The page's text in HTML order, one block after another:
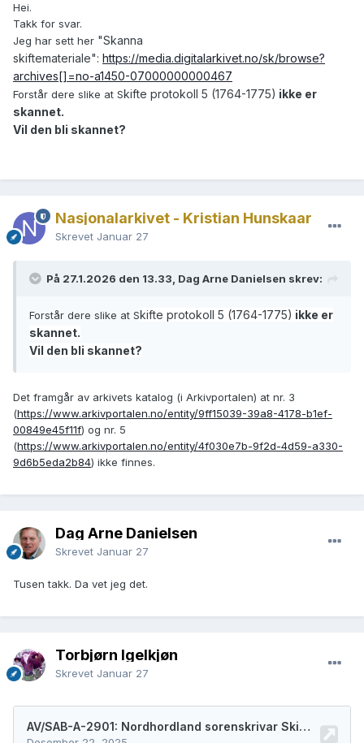
Hei.
Takk for svar.
Jeg har sett her "Skanna
skiftemateriale": https://media.digitalarkivet.no/sk/browse?
archives[]=no-a1450-07000000000467
Forstår dere slike at Skifte protokoll 5 (1764-1775) ikke er
skannet.
Vil den bli skannet?
Nasjonalarkivet - Kristian Hunskaar
Skrevet Januar 27
På 27.1.2026 den 13.33, Dag Arne Danielsen skrev:
Forstår dere slike at Skifte protokoll 5 (1764-1775) ikke er
skannet.
Vil den bli skannet?
Det framgår av arkivets katalog (i Arkivportalen) at nr. 3
(https://www.arkivportalen.no/entity/9ff15039-39a8-4178-b1ef-
00849e45f11f) og nr. 5
(https://www.arkivportalen.no/entity/4f030e7b-9f2d-4d59-a330-
9d6b5eda2b84) ikke finnes.
Dag Arne Danielsen
Skrevet Januar 27
Tusen takk. Da vet jeg det.
Torbjørn Igelkjøn
Skrevet Januar 27